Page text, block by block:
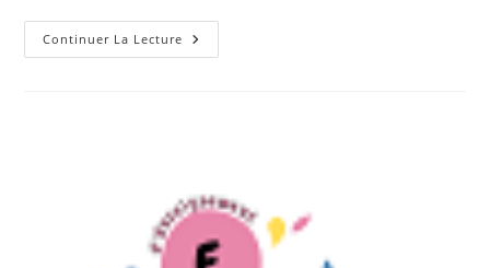
publication :
Continuer La Lecture Communiqué
De